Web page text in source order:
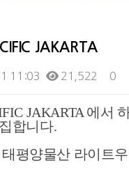
JAKARTA
11:03 21,522 0
JAKARTA 에서
합니다.
태평양물산 라이트